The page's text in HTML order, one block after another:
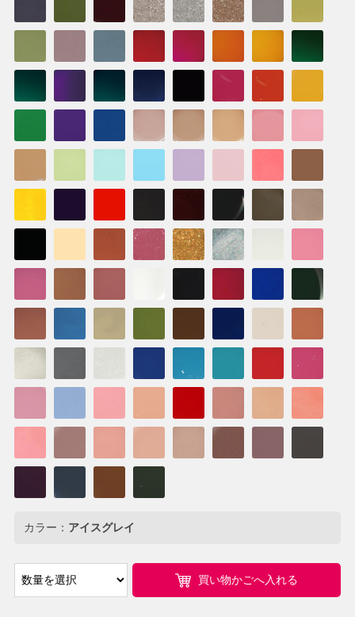
カラー： アイスグレイ
買い物かごへ入れる